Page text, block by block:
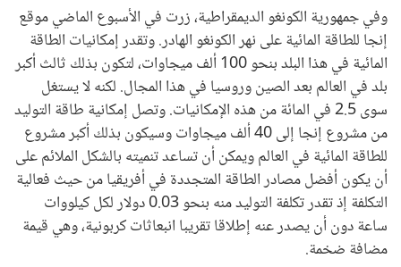
وفي جمهورية الكونغو الديمقراطية، زرت في الأسبوع الماضي موقع
إنجا للطاقة المائية على نهر الكونغو الهادر. وتقدر إمكانيات الطاقة
المائية في هذا البلد بنحو 100 ألف ميجاوات، لتكون بذلك ثالث أكبر
بلد في العالم بعد الصين وروسيا في هذا المجال. لكنه لا يستغل
سوى 2.5 في المائة من هذه الإمكانيات. وتصل إمكانية طاقة التوليد
من مشروع إنجا إلى 40 ألف ميجاوات وسيكون بذلك أكبر مشروع
للطاقة المائية في العالم ويمكن أن تساعد تنميته بالشكل الملائم على
أن يكون أفضل مصادر الطاقة المتجددة في أفريقيا من حيث فعالية
التكلفة إذ تقدر تكلفة التوليد منه بنحو 0.03 دولار لكل كيلووات
ساعة دون أن يصدر عنه إطلاقا تقريبا انبعاثات كربونية، وهي قيمة
مضافة ضخمة.